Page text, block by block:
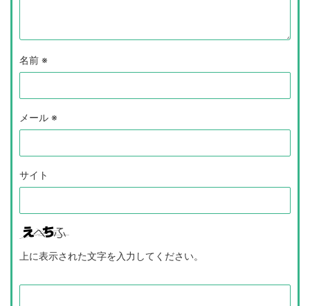
名前 ※
メール ※
サイト
上に表示された文字を入力してください。